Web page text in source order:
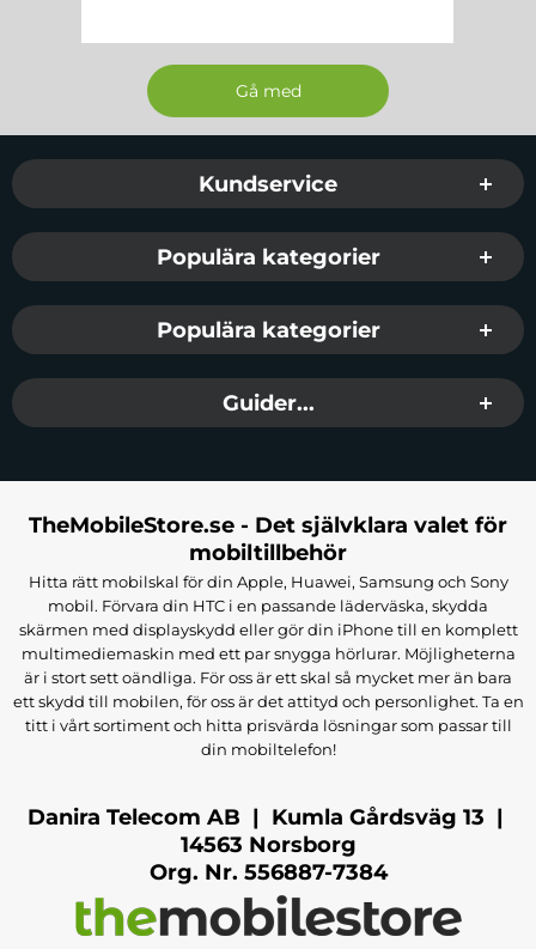
Sidfot Blandad info och länkar
Kundservice
Populära kategorier
Populära kategorier
Guider...
TheMobileStore.se - Det självklara valet för
mobiltillbehör
Hitta rätt mobilskal för din Apple, Huawei, Samsung och Sony
mobil. Förvara din HTC i en passande läderväska, skydda
skärmen med displayskydd eller gör din iPhone till en komplett
multimediemaskin med ett par snygga hörlurar. Möjligheterna
är i stort sett oändliga. För oss är ett skal så mycket mer än bara
ett skydd till mobilen, för oss är det attityd och personlighet. Ta en
titt i vårt sortiment och hitta prisvärda lösningar som passar till
din mobiltelefon!
Danira Telecom AB | Kumla Gårdsväg 13 |
14563 Norsborg
Org. Nr. 556887-7384